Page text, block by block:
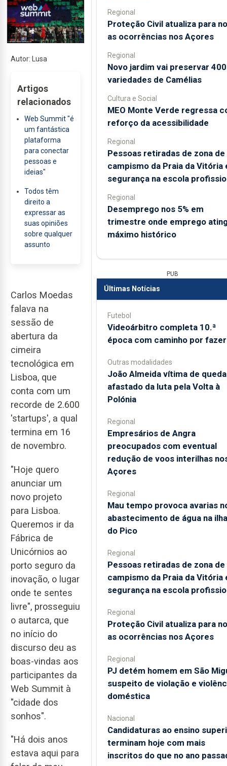
Autor: Lusa
Artigos
relacionados
Web Summit "é
um fantástica
plataforma
para conectar
pessoas e
ideias"
Todos têm
direito a
expressar as
suas opiniões
sobre qualquer
assunto
Carlos Moedas
falava na
sessão de
abertura da
cimeira
tecnológica em
Lisboa, que
conta com um
recorde de 2.600
'startups', a qual
termina em 16
de novembro.
"Hoje quero
anunciar um
novo projeto
para Lisboa.
Queremos ir da
Fábrica de
Unicórnios ao
porto seguro da
inovação, o lugar
onde te sentes
livre", prosseguiu
o autarca, que
no início do
discurso deu as
boas-vindas aos
participantes da
Web Summit à
"cidade dos
sonhos".
"Há dois anos
estava aqui para
Regional
Proteção Civil atualiza para
as ocorrências nos Açores
Regional
Novo jardim vai preservar 400
variedades de Camélias
Cultura e Social
MEO Monte Verde regressa
reforço da acessibilidade
Regional
Pessoas retiradas de zona de
campismo da Praia da Vitória
segurança na escola
Regional
Desemprego nos 5% em
trimestre onde emprego
máximo histórico
PUB
Últimas Notícias
Futebol
Videoárbitro completa 10.ª
época com caminho por fazer
Outras modalidades
João Almeida vítima de
afastado da luta pela Volta à
Polónia
Regional
Empresários de Angra
preocupados com eventual
redução de voos interilhas
Açores
Regional
Mau tempo provoca avarias
abastecimento de água na ilha
do Pico
Regional
Pessoas retiradas de zona de
campismo da Praia da Vitória
segurança na escola
Regional
Proteção Civil atualiza para
as ocorrências nos Açores
Regional
PJ detém homem em São
suspeito de violação e
doméstica
Nacional
Candidaturas ao ensino
terminam hoje com mais
inscritos do que no ano